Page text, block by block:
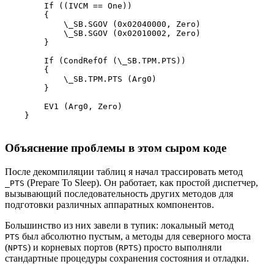
        If ((IVCM == One))
        {
            \_SB.SGOV (0x02040000, Zero)
            \_SB.SGOV (0x02010002, Zero)
        }
        If (CondRefOf (\_SB.TPM.PTS))
        {
            \_SB.TPM.PTS (Arg0)
        }
        EV1 (Arg0, Zero)
    }
Объяснение проблемы в этом сыром коде
После декомпиляции таблиц я начал трассировать метод
_PTS (Prepare To Sleep). Он работает, как простой диспетчер,
вызывающий последовательность других методов для
подготовки различных аппаратных компонентов.
Большинство из них завели в тупик: локальный метод
PTS был абсолютно пустым, а методы для северного моста
(NPTS) и корневых портов (RPTS) просто выполняли
стандартные процедуры сохранения состояния и отладки.